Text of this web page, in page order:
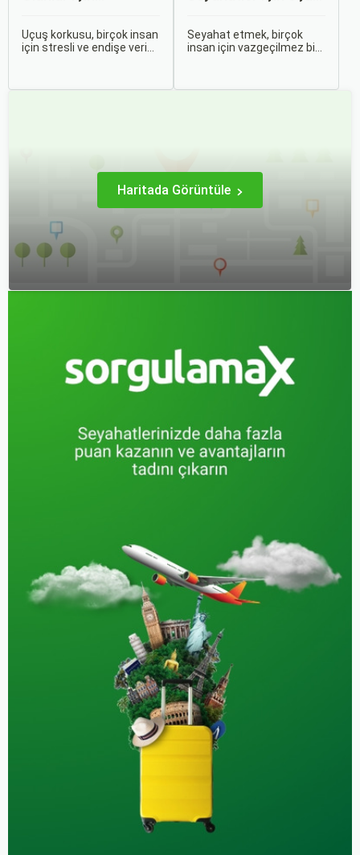
Uçuş korkusu, birçok insan
için stresli ve endişe verici
Seyahat etmek, birçok
insan için vazgeçilmez bir
Haritada Görüntüle